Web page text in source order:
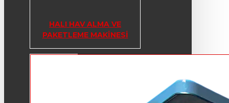
HALI HAV ALMA VE
PAKETLEME MAKINESI